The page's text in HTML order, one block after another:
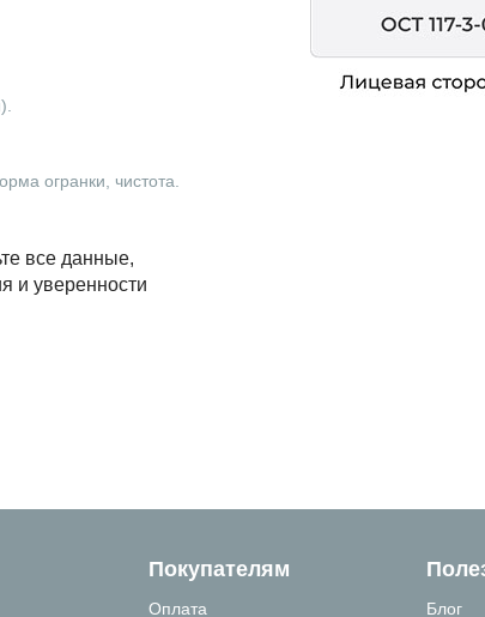
огранки, чистота.
все данные,
и уверенности
Покупателям
Оплата Блог